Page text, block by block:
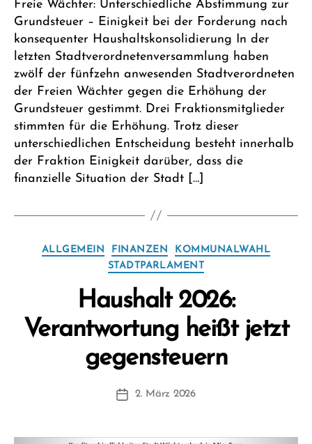
Freie Wächter: Unterschiedliche Abstimmung zur
Grundsteuer – Einigkeit bei der Forderung nach
konsequenter Haushaltskonsolidierung In der
letzten Stadtverordnetenversammlung haben
zwölf der fünfzehn anwesenden Stadtverordneten
der Freien Wächter gegen die Erhöhung der
Grundsteuer gestimmt. Drei Fraktionsmitglieder
stimmten für die Erhöhung. Trotz dieser
unterschiedlichen Entscheidung besteht innerhalb
der Fraktion Einigkeit darüber, dass die
finanzielle Situation der Stadt […]
Kategorien
ALLGEMEIN FINANZEN
KOMMUNALWAHL
STADTPARLAMENT
Haushalt 2026:
Verantwortung heißt jetzt
gegensteuern
Beitragsautor
o
F
Beitragsdatum
2. März 2026